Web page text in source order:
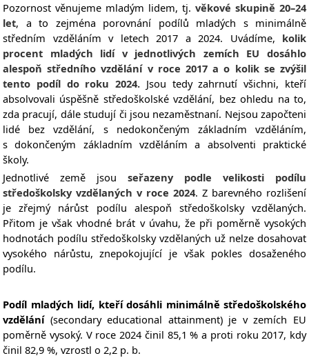
Pozornost věnujeme mladým lidem, tj. věkové skupině 20–24
let, a to zejména porovnání podílů mladých s minimálně
středním vzděláním v letech 2017 a 2024. Uvádíme, kolik
procent mladých lidí v jednotlivých zemích EU dosáhlo
alespoň středního vzdělání v roce 2017 a o kolik se zvýšil
tento podíl do roku 2024. Jsou tedy zahrnutí všichni, kteří
absolvovali úspěšně středoškolské vzdělání, bez ohledu na to,
zda pracují, dále studují či jsou nezaměstnaní. Nejsou započteni
lidé bez vzdělání, s nedokončeným základním vzděláním,
s dokončeným základním vzděláním a absolventi praktické
školy.
Jednotlivé země jsou seřazeny podle velikosti podílu
středoškolsky vzdělaných v roce 2024. Z barevného rozlišení
je zřejmý nárůst podílu alespoň středoškolsky vzdělaných.
Přitom je však vhodné brát v úvahu, že při poměrně vysokých
hodnotách podílu středoškolsky vzdělaných už nelze dosahovat
vysokého nárůstu, znepokojující je však pokles dosaženého
podílu.
Podíl mladých lidí, kteří dosáhli minimálně středoškolského
vzdělání (secondary educational attainment) je v zemích EU
poměrně vysoký. V roce 2024 činil 85,1 % a proti roku 2017, kdy
činil 82,9 %, vzrostl o 2,2 p. b.